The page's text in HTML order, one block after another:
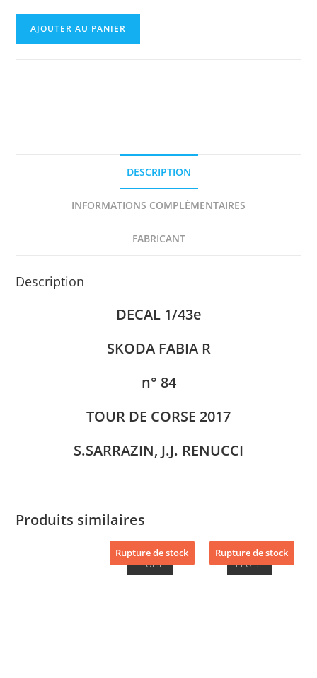
AJOUTER AU PANIER
DESCRIPTION
INFORMATIONS COMPLÉMENTAIRES
FABRICANT
Description
DECAL 1/43e
SKODA FABIA R
n° 84
TOUR DE CORSE 2017
S.SARRAZIN, J.J. RENUCCI
Produits similaires
Rupture de stock
ÉPUISÉ
Rupture de stock
ÉPUISÉ